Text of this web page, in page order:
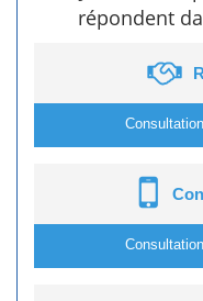
répondent